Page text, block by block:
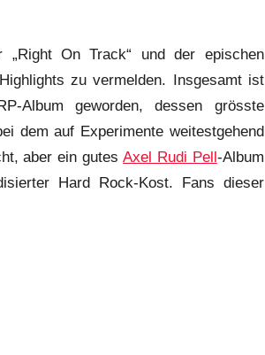
On Track“ und der epischen
zu vermelden. Insgesamt ist
Album geworden, dessen grösste
dem auf Experimente weitestgehend
aber ein gutesAxel Rudi Pell-Album
Hard Rock-Kost. Fans dieser